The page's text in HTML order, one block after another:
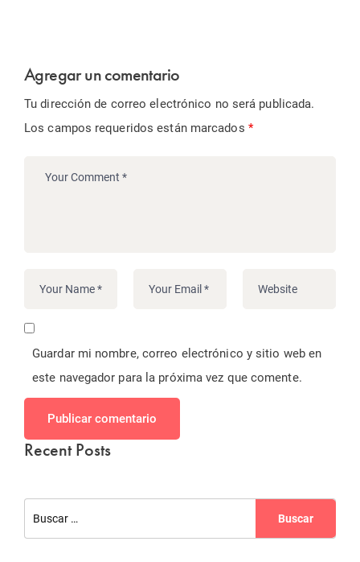
Agregar un comentario
Tu dirección de correo electrónico no será publicada.
Los campos requeridos están marcados *
Guardar mi nombre, correo electrónico y sitio web en
este navegador para la próxima vez que comente.
Publicar comentario
Recent Posts